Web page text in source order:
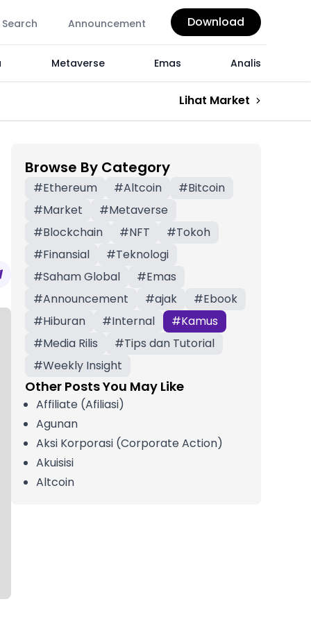
Search Announcement Download
Metaverse Emas Analis
Lihat Market
Browse By Category
#Ethereum #Altcoin #Bitcoin
#Market #Metaverse
#Blockchain #NFT #Tokoh
#Finansial #Teknologi
#Saham Global #Emas
#Announcement #ajak #Ebook
#Hiburan #Internal #Kamus
#Media Rilis #Tips dan Tutorial
#Weekly Insight
Other Posts You May Like
Affiliate (Afiliasi)
Agunan
Aksi Korporasi (Corporate Action)
Akuisisi
Altcoin